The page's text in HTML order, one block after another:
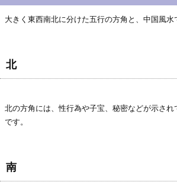
大きく東西南北に分けた五行の方角と、中国風水
北
北の方角には、性行為や子宝、秘密などが示され
です。
南